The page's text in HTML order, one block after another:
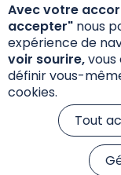
Avec votre
accepter" nous
expérience de
voir sourire,vous
définir vous-
cookies.
Tout
Annexe